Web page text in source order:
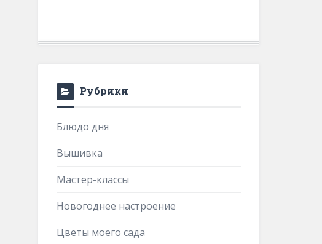
Рубрики
Блюдо дня
Вышивка
Мастер-классы
Новогоднее настроение
Цветы моего сада